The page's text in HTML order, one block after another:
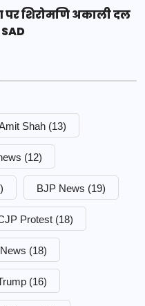
पर शिरोमणि अकाली दल
Shah (13)
(12)
BJP News (19)
Protest (18)
(18)
(16)